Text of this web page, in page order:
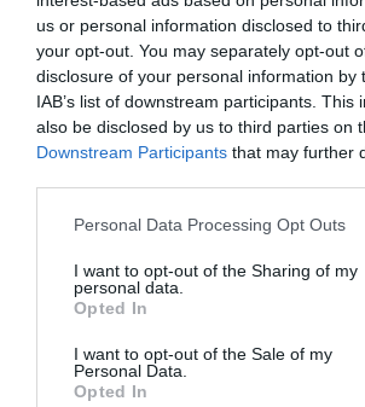
us or personal information disclosed to
your opt-out. You may separately opt-out
disclosure of your personal information by
IAB’s list of downstream participants. This
also be disclosed by us to third parties on
Downstream Participants that may further
Personal Data Processing Opt Outs
I want to opt-out of the Sharing of my
personal data.
Opted In
I want to opt-out of the Sale of my
Personal Data.
Opted In
πηγαίνουμεδιακοπέςκαι να
Τα παιδιά μας έχουν
πειράζει να ζούμε σε ένα
απομονωμένο χώρο εργασίας. «
ότι το να μένεις σε ξενοδοχείο
ξοδεύεις πολλά χρήματα σε
και αυτό το έχουμε λύσει.